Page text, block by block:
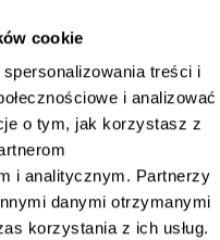
cookie
treści i
i analizować
o tym, jak korzystasz z
i analitycznym. Partnerzy
danymi otrzymanymi
korzystania z ich usług.